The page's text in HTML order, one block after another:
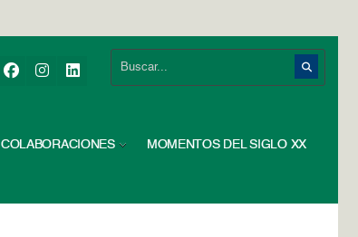
COLABORACIONES MOMENTOS DEL SIGLO XX